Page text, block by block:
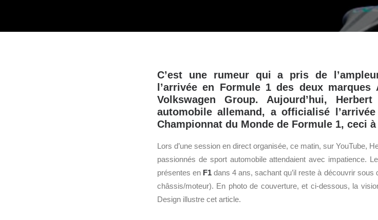
C’est une rumeur qui a pris de
l’arrivée en Formule 1 des deux
Volkswagen Group. Aujourd’hui,
automobile allemand, a officialisé
Championnat du Monde de Formule 1, ceci
Lors d’une session en direct organisée, ce matin, sur YouTube,
passionnés de sport automobile attendaient avec impatience.
présentes en F1 dans 4 ans, sachant qu’il reste à découvrir
châssis/moteur). En photo de couverture, et ci-dessous, la
Design illustre cet article.